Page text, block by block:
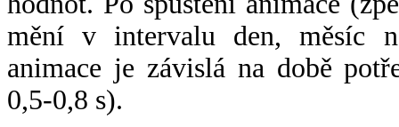
mění v intervalu den, měsíc
animace je závislá na době
0,5-0,8 s).